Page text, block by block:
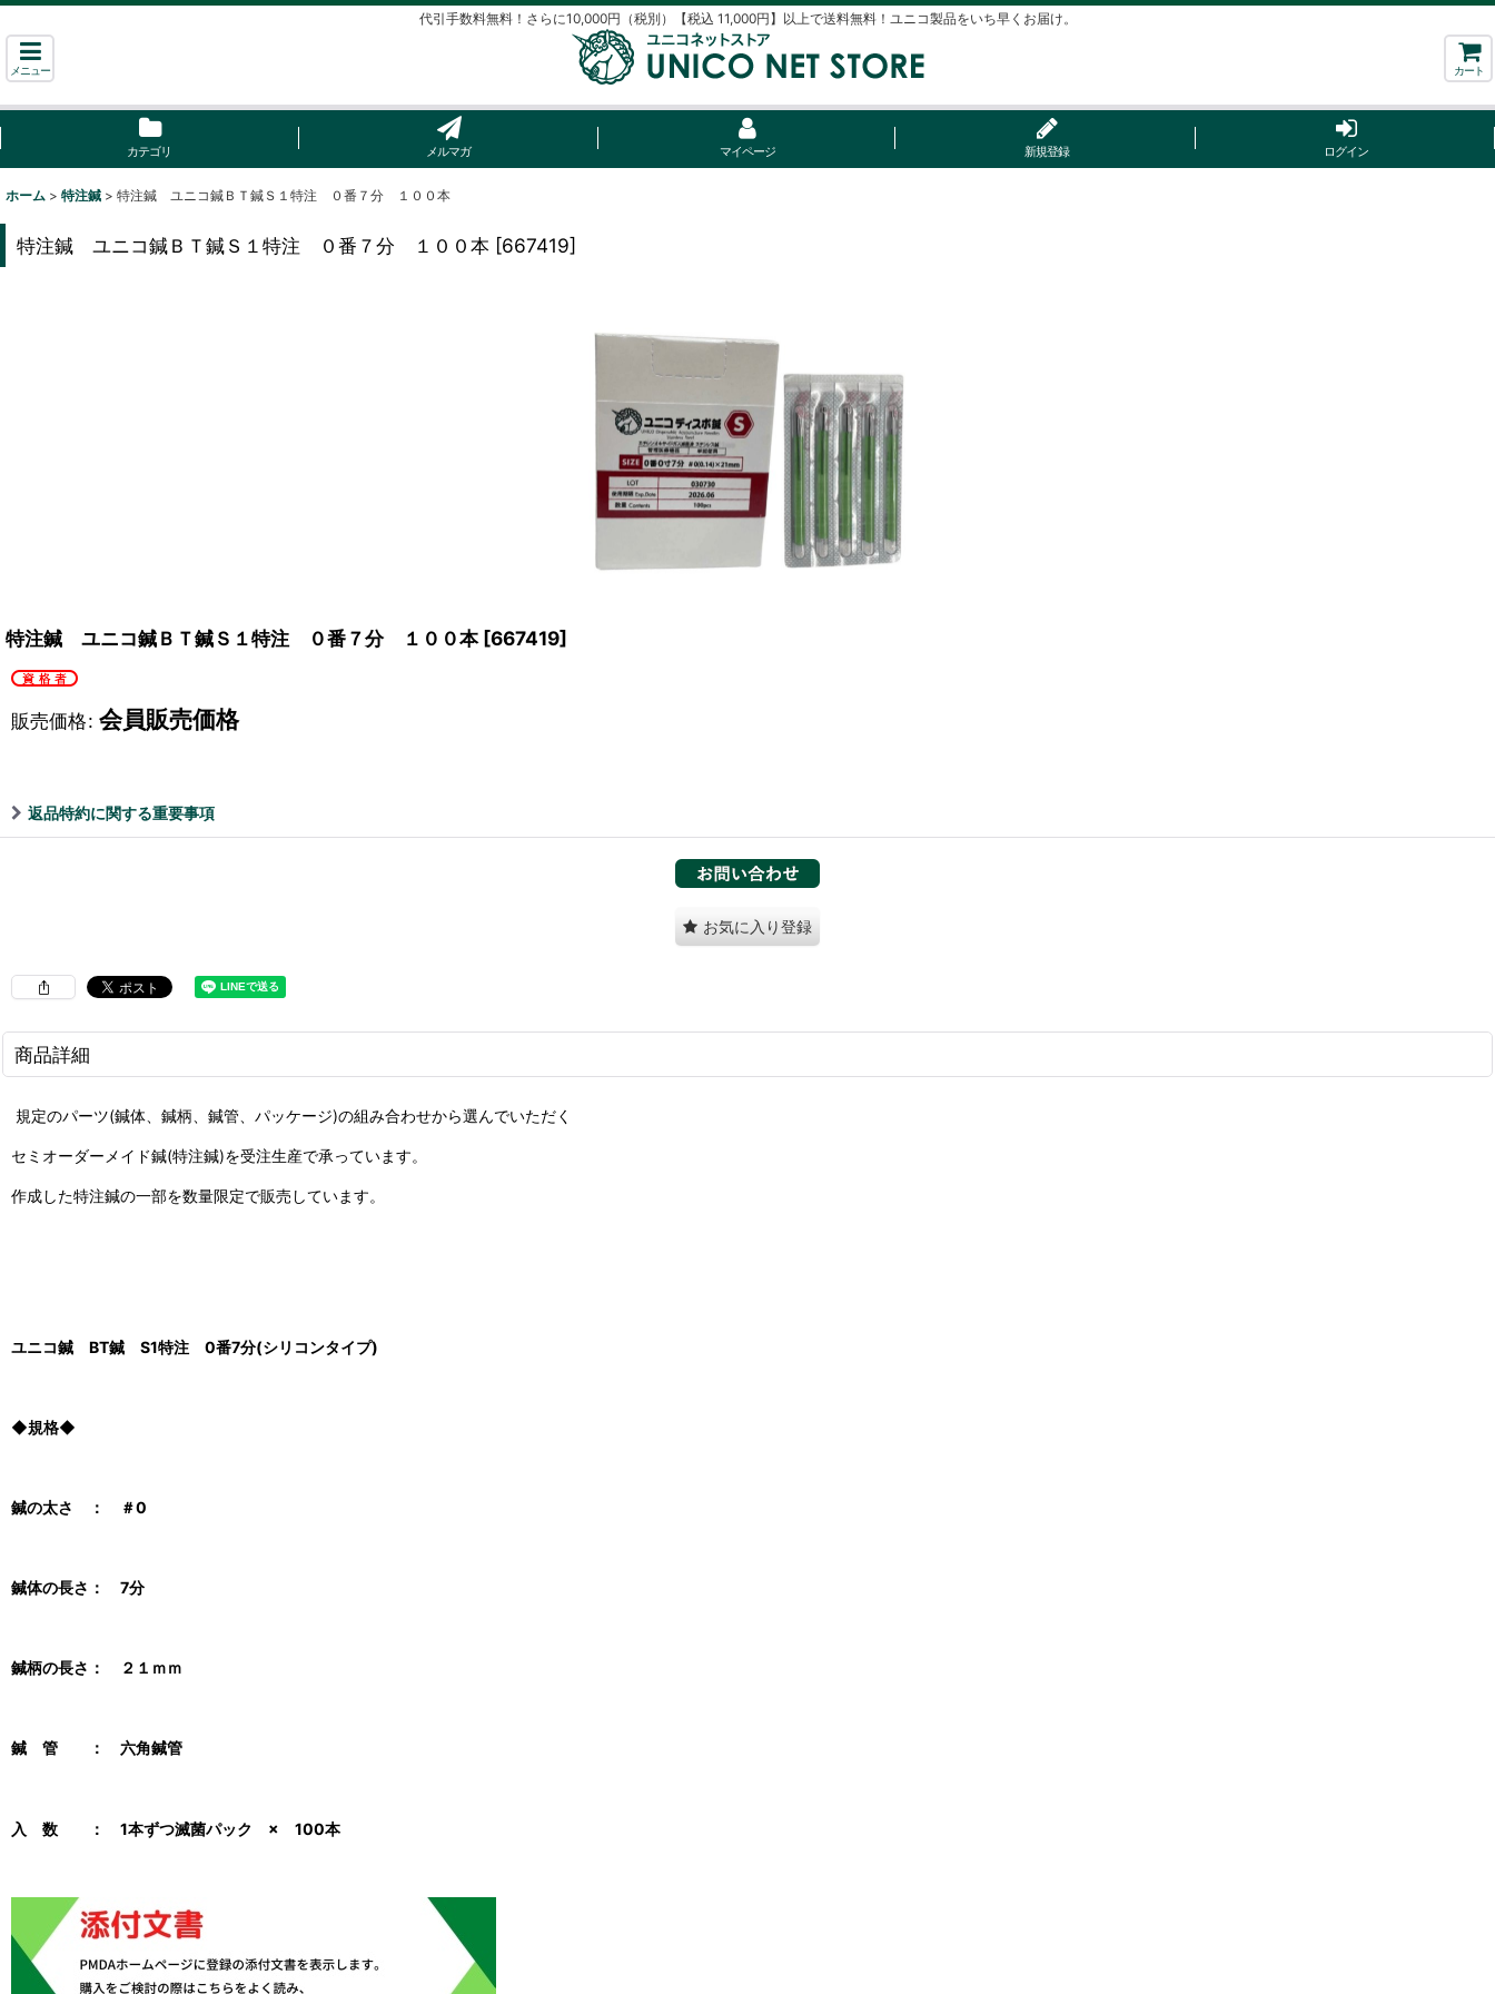
代引手数料無料！さらに10,000円（税別）【税込 11,000円】以上で送料無料！ユニコ製品をいち早くお届け。
メニュー カート
カテゴリ メルマガ マイページ 新規登録 ログイン
ホーム > 特注鍼 > 特注鍼 ユニコ鍼ＢＴ鍼Ｓ１特注 ０番７分 １００本
特注鍼 ユニコ鍼ＢＴ鍼Ｓ１特注 ０番７分 １００本 [667419]
特注鍼 ユニコ鍼ＢＴ鍼Ｓ１特注 ０番７分 １００本 [667419]
販売価格: 会員販売価格
返品特約に関する重要事項
お気に入り登録
商品詳細
規定のパーツ(鍼体、鍼柄、鍼管、パッケージ)の組み合わせから選んでいただく
セミオーダーメイド鍼(特注鍼)を受注生産で承っています。
作成した特注鍼の一部を数量限定で販売しています。
ユニコ鍼 BT鍼 S1特注 0番7分(シリコンタイプ)
◆規格◆
鍼の太さ ： ＃0
鍼体の長さ： 7分
鍼柄の長さ： ２１ｍｍ
鍼 管 ： 六角鍼管
入 数 ： 1本ずつ滅菌パック × 100本